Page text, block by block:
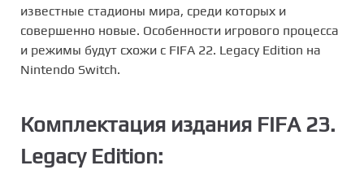
известные стадионы мира, среди которых и
совершенно новые. Особенности игрового процесса
и режимы будут схожи с FIFA 22. Legacy Edition на
Nintendo Switch.
Комплектация издания FIFA 23.
Legacy Edition: